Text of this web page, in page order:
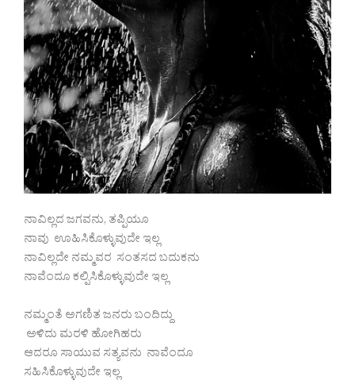
ನಾವಿಲ್ಲದ ಜಗವನು, ತಪ್ಪಿಯೂ
ನಾವು ಊಹಿಸಿಕೊಳ್ಳುವುದೇ ಇಲ್ಲ
ನಾವಿಲ್ಲದೇ ನಮ್ಮವರ ಸಂತಸದ ಬದುಕನು
ನಾವೆಂದೂ ಕಲ್ಪಿಸಿಕೊಳ್ಳುವುದೇ ಇಲ್ಲ
ನಮ್ಮಂತೆ ಅಗಣಿತ ಜನರು ಬಂದಿದ್ದು
ಅಳಿದು ಮರಳಿ ಹೋಗಿಹರು
ಆದರೂ ಸಾಯುವ ಸತ್ಯವನು ನಾವೆಂದೂ
ಸಹಿಸಿಕೊಳ್ಳುವುದೇ ಇಲ್ಲ